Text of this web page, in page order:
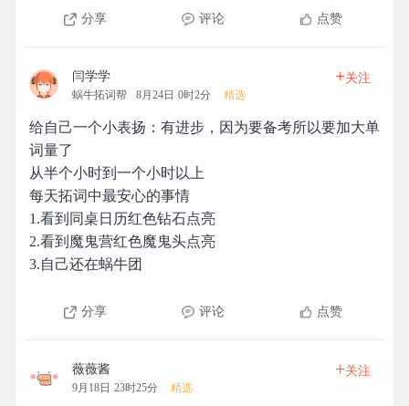
分享 评论 点赞
闫学学
蜗牛拓词帮 8月24日 0时2分 精选
+关注
给自己一个小表扬：有进步，因为要备考所以要加大单
词量了
从半个小时到一个小时以上
每天拓词中最安心的事情
1.看到同桌日历红色钻石点亮
2.看到魔鬼营红色魔鬼头点亮
3.自己还在蜗牛团
分享 评论 点赞
薇薇酱
9月18日 23时25分 精选
+关注